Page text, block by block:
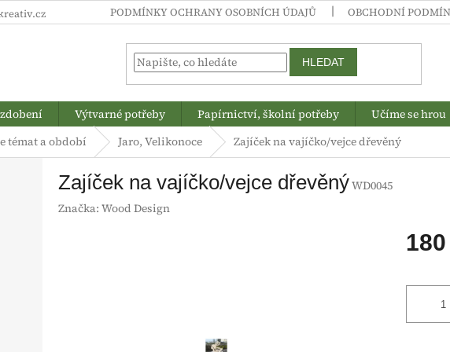
PODMÍNKY OCHRANY OSOBNÍCH ÚDAJŮ OBCHODNÍ
HLEDAT
Výtvarné potřeby Papírnictví, školní potřeby Učíme se hrou
témat a období Jaro, Velikonoce Zajíček na vajíčko/vejce dřevěný
Zajíček na vajíčko/vejce dřevěnýWD0045
Značka: Wood Design
cena: